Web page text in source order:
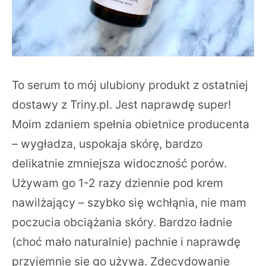
To serum to mój ulubiony produkt z ostatniej
dostawy z Triny.pl. Jest naprawdę super!
Moim zdaniem spełnia obietnice producenta
– wygładza, uspokaja skórę, bardzo
delikatnie zmniejsza widoczność porów.
Używam go 1-2 razy dziennie pod krem
nawilżający – szybko się wchłąnia, nie mam
poczucia obciążania skóry. Bardzo ładnie
(choć mało naturalnie) pachnie i naprawdę
przyjemnie się go używa. Zdecydowanie